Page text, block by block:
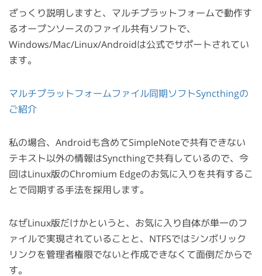
ざっくり説明しますと、マルチプラットフォームで動作す
るオープンソースのファイル共有ソフトで、
Windows/Mac/Linux/Androidは公式でサポートされてい
ます。
マルチプラットフォームファイル同期ソフトSyncthingの
ご紹介
私の場合、Androidも含めてSimpleNoteで共有できない
テキスト以外の情報はSyncthingで共有しているので、今
回はLinux版のChromium Edgeのお気に入りを共有するこ
とで同期する手法を採用します。
なぜLinux版だけかというと、お気に入り自体が単一のフ
ァイルで実現されていることと、NTFSではシンボリック
リンクを管理者権限でないと作成できなくて面倒だからで
す。